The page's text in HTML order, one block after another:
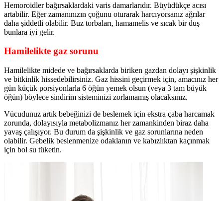
Hemoroidler bağırsaklardaki varis damarlarıdır. Büyüdükçe acısı
artabilir. Eğer zamanınızın çoğunu oturarak harcıyorsanız ağrılar
daha şiddetli olabilir. Buz torbaları, hamamelis ve sıcak bir duş
bunlara iyi gelir.
Hamilelikte gaz sorunu
Hamilelikte midede ve bağırsaklarda biriken gazdan dolayı şişkinlik
ve bitkinlik hissedebilirsiniz. Gaz hissini geçirmek için, amacınız her
gün küçük porsiyonlarla 6 öğün yemek olsun (veya 3 tam büyük
öğün) böylece sindirim sisteminizi zorlamamış olacaksınız.
Vücudunuz artık bebeğinizi de beslemek için ekstra çaba harcamak
zorunda, dolayısıyla metabolizmanız her zamankinden biraz daha
yavaş çalışıyor. Bu durum da şişkinlik ve gaz sorunlarına neden
olabilir. Gebelik beslenmenize odaklanın ve kabızlıktan kaçınmak
için bol su tüketin.